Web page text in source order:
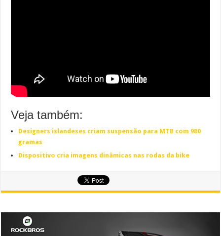
Veja também:
Designers islandeses criam suspensão para MTB com 980
gramas
Dispositivo cria imagens dinâmicas nas rodas da bike